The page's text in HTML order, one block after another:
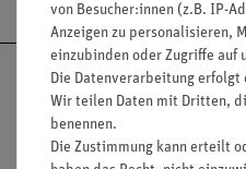
von Besucher:innen (z.B. IP-
Anzeigen zu personalisieren,
einzubinden oder Zugriffe auf
Die Datenverarbeitung erfolgt
Wir teilen Daten mit Dritten,
benennen.
Die Zustimmung kann erteilt